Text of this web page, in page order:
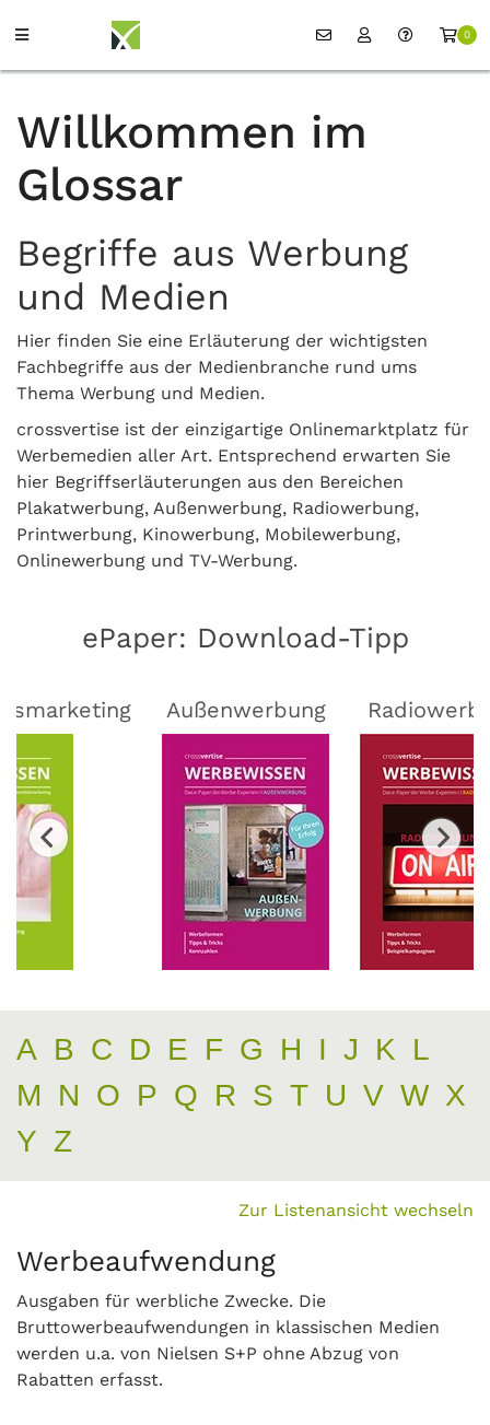
0
Willkommen im
Glossar
Begriffe aus Werbung
und Medien
Hier finden Sie eine Erläuterung der wichtigsten
Fachbegriffe aus der Medienbranche rund ums
Thema Werbung und Medien.
crossvertise ist der einzigartige Onlinemarktplatz für
Werbemedien aller Art. Entsprechend erwarten Sie
hier Begriffserläuterungen aus den Bereichen
Plakatwerbung, Außenwerbung, Radiowerbung,
Printwerbung, Kinowerbung, Mobilewerbung,
Onlinewerbung und TV-Werbung.
ePaper: Download-Tipp
Außenwerbung
A B C D E F G H I J K L
M
N O P Q R S T U V W X
Y Z
Zur Listenansicht wechseln
Werbeaufwendung
Ausgaben für werbliche Zwecke. Die
Bruttowerbeaufwendungen in klassischen Medien
werden u.a. von Nielsen S+P ohne Abzug von
Rabatten erfasst.